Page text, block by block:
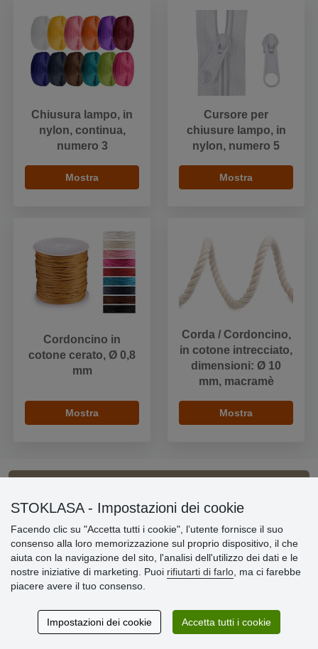
Chiusura lampo, in
nylon, continua,
numero 3
Mostra
Cursore per
chiusure lampo, in
nylon, numero 5
Mostra
Cordoncino in
cotone cerato, Ø 0,8
mm
Mostra
Corda / Cordoncino,
in cotone intrecciato,
dimensioni: Ø 10
mm, macramè
Mostra
Informazioni importanti
» Impostazioni dei cookie
» Termini & Condizioni
» Informativa sulla Privacy
» Consegna e pagamento
» Garanzia e resi
STOKLASA - Impostazioni dei cookie
Facendo clic su "Accetta tutti i cookie", l’utente fornisce il suo
consenso alla loro memorizzazione sul proprio dispositivo, il che
aiuta con la navigazione del sito, l'analisi dell'utilizzo dei dati e le
nostre iniziative di marketing. Puoi rifiutarti di farlo , ma ci farebbe
piacere avere il tuo consenso.
Impostazioni dei cookie Accetta tutti i cookie